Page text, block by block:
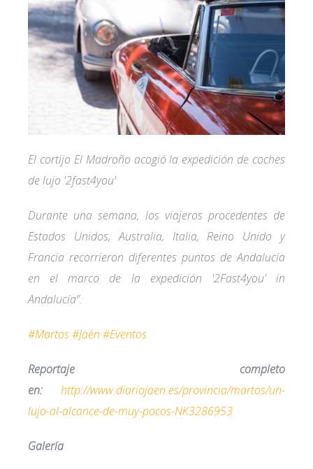
El cortijo El Madroño acogió la expedición de coches
de lujo '2fast4you'
Durante una semana, los viajeros procedentes de
Estados Unidos, Australia, Italia, Reino Unido y
Francia recorrieron diferentes puntos de Andalucía
en el marco de la expedición '2Fast4you' in
Andalucía”.
#Martos#Jaén #Eventos
Reportaje completo
en:
http://www.diariojaen.es/provincia/martos/un-
lujo-al-alcance-de-muy-pocos-NK3286953
Galería